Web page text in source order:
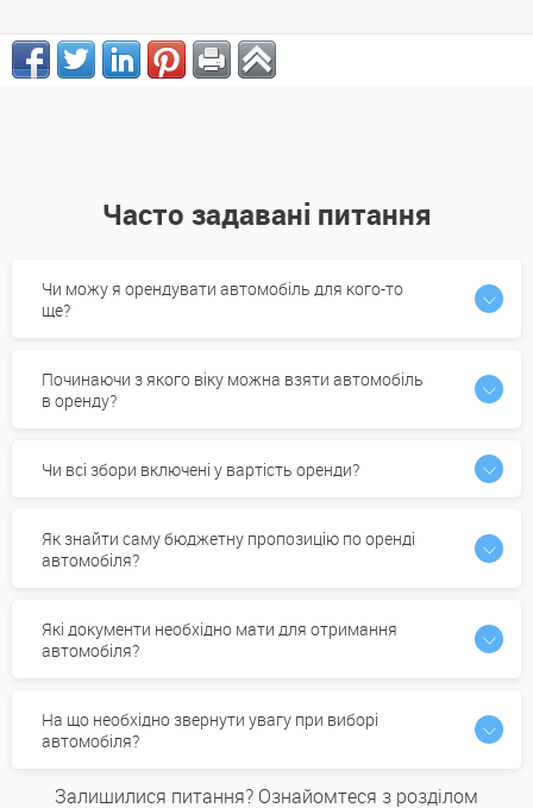
Часто задавані питання
Чи можу я орендувати автомобіль для кого-то
ще?
Починаючи з якого віку можна взяти автомобіль
в оренду?
Чи всі збори включені у вартість оренди?
Як знайти саму бюджетну пропозицію по оренді
автомобіля?
Які документи необхідно мати для отримання
автомобіля?
На що необхідно звернути увагу при виборі
автомобіля?
Залишилися питання? Ознайомтеся з розділом